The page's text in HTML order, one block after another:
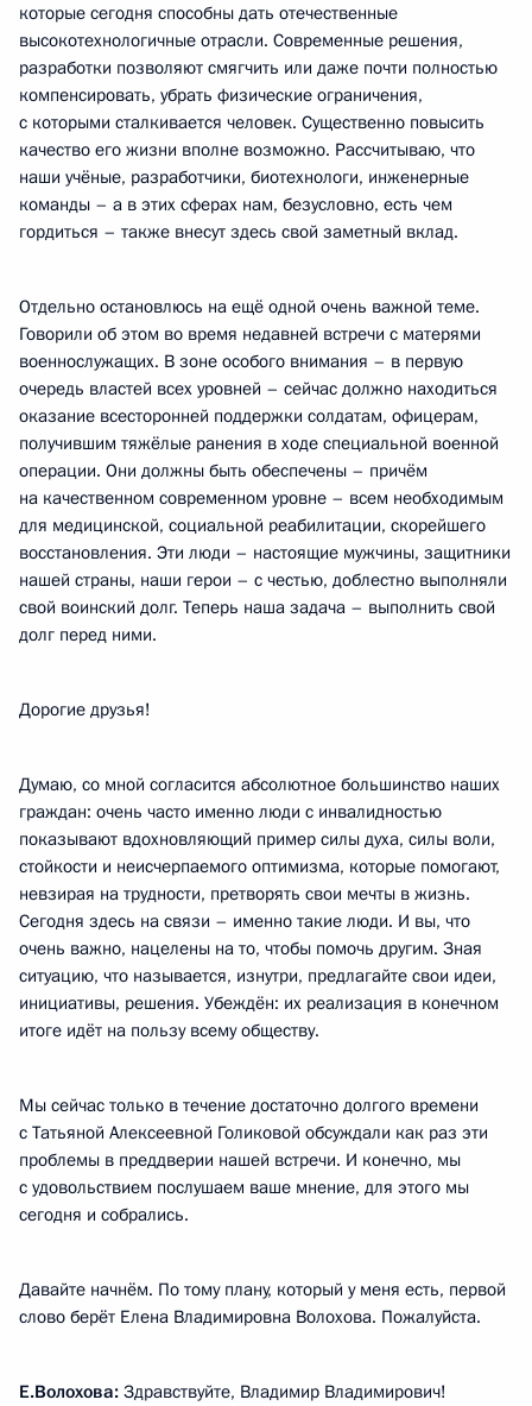
которые сегодня способны дать отечественные
высокотехнологичные отрасли. Современные решения,
разработки позволяют смягчить или даже почти полностью
компенсировать, убрать физические ограничения,
с которыми сталкивается человек. Существенно повысить
качество его жизни вполне возможно. Рассчитываю, что
наши учёные, разработчики, биотехнологи, инженерные
команды – а в этих сферах нам, безусловно, есть чем
гордиться – также внесут здесь свой заметный вклад.
Отдельно остановлюсь на ещё одной очень важной теме.
Говорили об этом во время недавней встречи с матерями
военнослужащих. В зоне особого внимания – в первую
очередь властей всех уровней – сейчас должно находиться
оказание всесторонней поддержки солдатам, офицерам,
получившим тяжёлые ранения в ходе специальной военной
операции. Они должны быть обеспечены – причём
на качественном современном уровне – всем необходимым
для медицинской, социальной реабилитации, скорейшего
восстановления. Эти люди – настоящие мужчины, защитники
нашей страны, наши герои – с честью, доблестно выполняли
свой воинский долг. Теперь наша задача – выполнить свой
долг перед ними.
Дорогие друзья!
Думаю, со мной согласится абсолютное большинство наших
граждан: очень часто именно люди с инвалидностью
показывают вдохновляющий пример силы духа, силы воли,
стойкости и неисчерпаемого оптимизма, которые помогают,
невзирая на трудности, претворять свои мечты в жизнь.
Сегодня здесь на связи – именно такие люди. И вы, что
очень важно, нацелены на то, чтобы помочь другим. Зная
ситуацию, что называется, изнутри, предлагайте свои идеи,
инициативы, решения. Убеждён: их реализация в конечном
итоге идёт на пользу всему обществу.
Мы сейчас только в течение достаточно долгого времени
с Татьяной Алексеевной Голиковой обсуждали как раз эти
проблемы в преддверии нашей встречи. И конечно, мы
с удовольствием послушаем ваше мнение, для этого мы
сегодня и собрались.
Давайте начнём. По тому плану, который у меня есть, первой
слово берёт Елена Владимировна Волохова. Пожалуйста.
Е.Волохова: Здравствуйте, Владимир Владимирович!